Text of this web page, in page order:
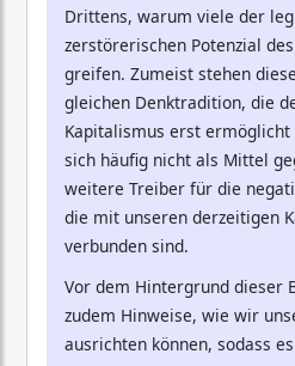
Drittens, warum viele der
zerstörerischen Potenzial
greifen. Zumeist stehen
gleichen Denktradition, die
Kapitalismus erst ermöglicht
sich häufig nicht als Mittel
weitere Treiber für die
die mit unseren derzeitigen
verbunden sind.
Vor dem Hintergrund dieser
zudem Hinweise, wie wir
ausrichten können, sodass